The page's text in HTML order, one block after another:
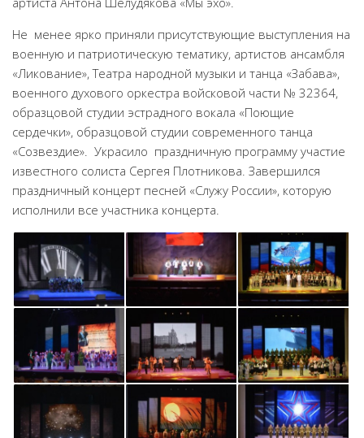
Не менее ярко приняли присутствующие выступления на
военную и патриотическую тематику, артистов ансамбля
«Ликование», Театра народной музыки и танца «Забава»,
военного духового оркестра войсковой части № 32364,
образцовой студии эстрадного вокала «Поющие
сердечки», образцовой студии современного танца
«Созвездие». Украсило праздничную программу участие
известного солиста Сергея Плотникова. Завершился
праздничный концерт песней «Служу России», которую
исполнили все участника концерта.